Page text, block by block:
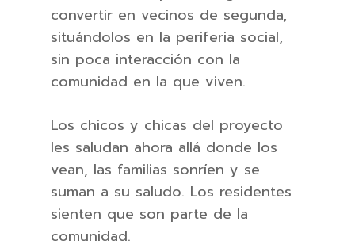
convertir en vecinos de segunda,
situándolos en la periferia social,
sin poca interacción con la
comunidad en la que viven.
Los chicos y chicas del proyecto
les saludan ahora allá donde los
vean, las familias sonríen y se
suman a su saludo. Los residentes
sienten que son parte de la
comunidad.